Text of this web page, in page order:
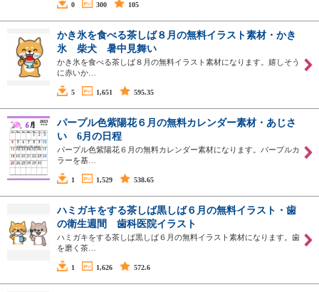
0 300 105
かき氷を食べる茶しば８月の無料イラスト素材・かき
氷 柴犬 暑中見舞い
かき氷を食べる茶しば８月の無料イラスト素材になります。嬉しそう
に赤いか…
5 1,651 595.35
パープル色紫陽花６月の無料カレンダー素材・あじさ
い 6月の日程
パープル色紫陽花６月の無料カレンダー素材になります。パープルカ
ラーを基…
1 1,529 538.65
ハミガキをする茶しば黒しば６月の無料イラスト・歯
の衛生週間 歯科医院イラスト
ハミガキをする茶しば黒しば６月の無料イラスト素材になります。歯
を磨く茶…
1 1,626 572.6